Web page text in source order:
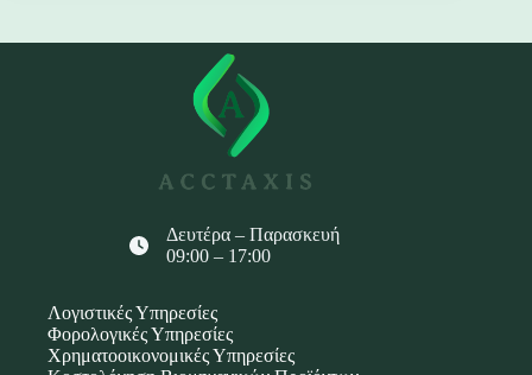
Δευτέρα – Παρασκευή
09:00 – 17:00
Λογιστικές Υπηρεσίες
Φορολογικές Υπηρεσίες
Χρηματοοικονομικές Υπηρεσίες